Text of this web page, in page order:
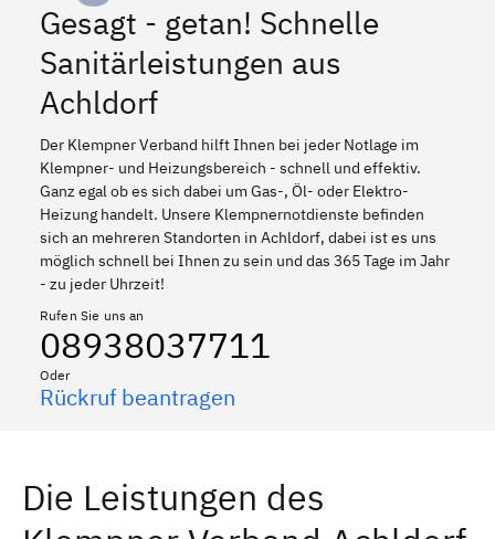
Gesagt - getan! Schnelle
Sanitärleistungen aus
Achldorf
Der Klempner Verband hilft Ihnen bei jeder Notlage im
Klempner- und Heizungsbereich - schnell und effektiv.
Ganz egal ob es sich dabei um Gas-, Öl- oder Elektro-
Heizung handelt. Unsere Klempnernotdienste befinden
sich an mehreren Standorten in Achldorf, dabei ist es uns
möglich schnell bei Ihnen zu sein und das 365 Tage im Jahr
- zu jeder Uhrzeit!
Rufen Sie uns an
08938037711
Oder
Rückruf beantragen
Die Leistungen des